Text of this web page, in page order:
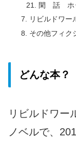
閑 話 ホ
リビルドワー
その他フィク
どんな本？
リビルドワー
ノベルで、